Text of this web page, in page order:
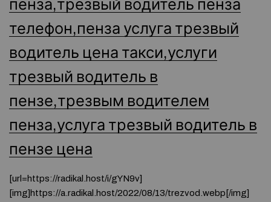
пенза,трезвый водитель пенза
телефон,пенза услуга трезвый
водитель цена такси,услуги
трезвый водитель в
пензе,трезвым водителем
пенза,услуга трезвый водитель в
пензе цена
[url=https://radikal.host/i/gYN9v]
[img]https://a.radikal.host/2022/08/13/trezvod.webp[/img]